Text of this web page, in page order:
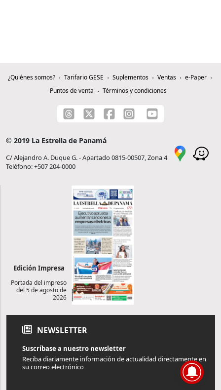
¿Quiénes somos? Tarifario GESE Suplementos Ventas
e-Paper
Puntos de venta
Términos y condiciones
© 2019 La Estrella de Panamá
C/ Alejandro A. Duque G. - Apartado 0815-00507, Zona 4
Teléfono: +507 204-0000
Edición Impresa
Portada del impreso
del 5 de agosto de
2026
NEWSLETTER
Suscríbase a nuestro newsletter
Reciba diariamente información de actualidad directamente en
su correo electrónico